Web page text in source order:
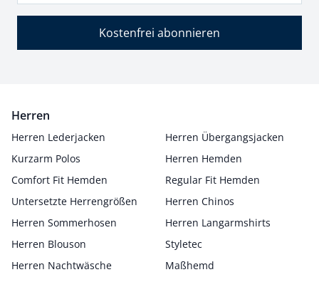
Kostenfrei abonnieren
Herren
Herren Lederjacken
Herren Übergangsjacken
Kurzarm Polos
Herren Hemden
Comfort Fit Hemden
Regular Fit Hemden
Untersetzte Herrengrößen
Herren Chinos
Herren Sommerhosen
Herren Langarmshirts
Herren Blouson
Styletec
Herren Nachtwäsche
Maßhemd